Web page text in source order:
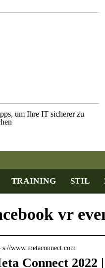
um Ihre IT sicherer zu
TRAINING STIL
vr
s://www.metaconnect.com
Connect 2022